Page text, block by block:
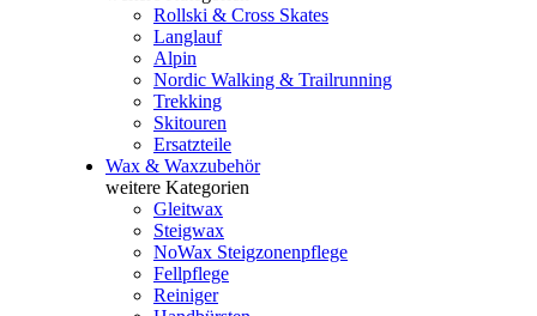
Rollski & Cross Skates
Langlauf
Alpin
Nordic Walking & Trailrunning
Trekking
Skitouren
Ersatzteile
Wax & Waxzubehör
weitere Kategorien
Gleitwax
Steigwax
NoWax Steigzonenpflege
Fellpflege
Reiniger